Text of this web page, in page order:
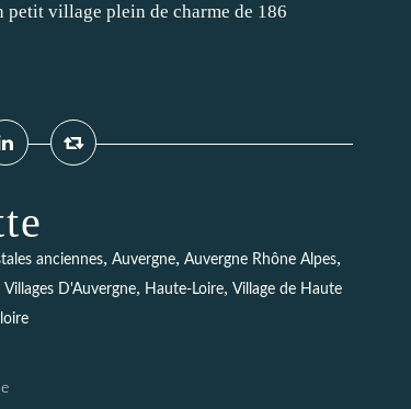
petit village plein de charme de 186
anciennes, Auvergne, Auvergne Rhône Alpes,
Villages D'Auvergne, Haute-Loire, Village de Haute